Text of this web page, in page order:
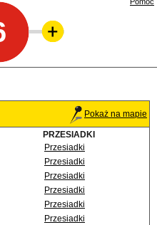
Pokaż na mapie
PRZESIADKI
Przesiadki
Przesiadki
Przesiadki
Przesiadki
Przesiadki
Przesiadki